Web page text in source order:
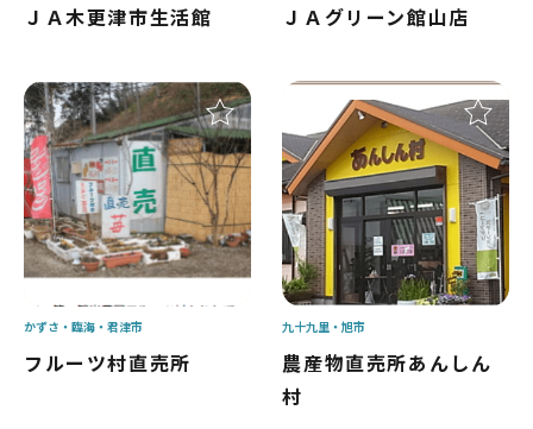
ＪＡ木更津市生活館 ＪＡグリーン館山店
フルーツ村直売所
かずさ・臨海 君津市
農産物直売所あんしん
村
九十九里 旭市